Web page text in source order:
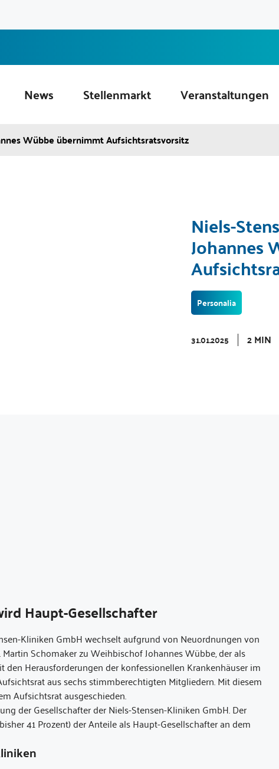
News Stellenmarkt Veranstaltungen
Wübbe übernimmt Aufsichtsratsvorsitz
Niels-
Johannes
Personalia
31.01.2025 2 MIN
Haupt-Gesellschafter
Kliniken GmbH wechselt aufgrund von Neuordnungen von
Schomaker zu Weihbischof Johannes Wübbe, der als
Herausforderungen der konfessionellen Krankenhäuser im
aus sechs stimmberechtigten Mitgliedern. Mit diesem
Aufsichtsrat ausgeschieden.
der Gesellschafter der Niels-Stensen-Kliniken GmbH. Der
41 Prozent) der Anteile als Haupt-Gesellschafter an dem